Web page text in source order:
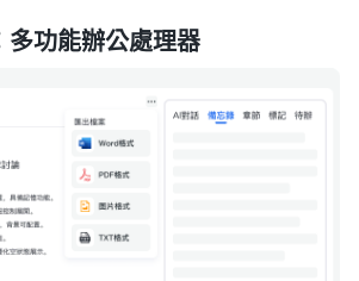
多功能辦公處理器